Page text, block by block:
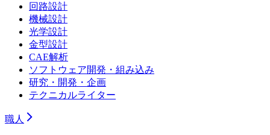
回路設計
機械設計
光学設計
金型設計
CAE解析
ソフトウェア開発・組み込み
研究・開発・企画
テクニカルライター
職人